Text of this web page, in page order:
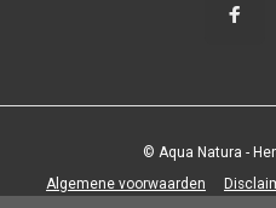
Algemene voorwaarden
© Aqua Natura -